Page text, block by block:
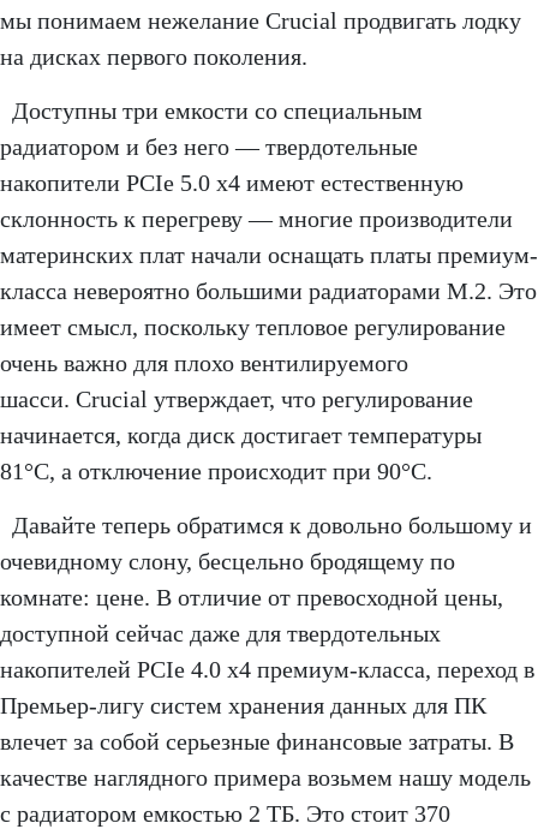
мы понимаем нежелание Crucial продвигать лодку
на дисках первого поколения.
Доступны три емкости со специальным
радиатором и без него — твердотельные
накопители PCIe 5.0 x4 имеют естественную
склонность к перегреву — многие производители
материнских плат начали оснащать платы премиум-
класса невероятно большими радиаторами M.2. Это
имеет смысл, поскольку тепловое регулирование
очень важно для плохо вентилируемого
шасси. Crucial утверждает, что регулирование
начинается, когда диск достигает температуры
81°C, а отключение происходит при 90°C.
Давайте теперь обратимся к довольно большому и
очевидному слону, бесцельно бродящему по
комнате: цене. В отличие от превосходной цены,
доступной сейчас даже для твердотельных
накопителей PCIe 4.0 x4 премиум-класса, переход в
Премьер-лигу систем хранения данных для ПК
влечет за собой серьезные финансовые затраты. В
качестве наглядного примера возьмем нашу модель
с радиатором емкостью 2 ТБ. Это стоит 370